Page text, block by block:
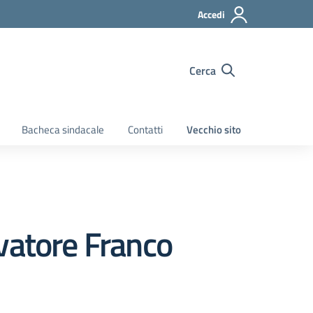
Accedi
Cerca
Bacheca sindacale Contatti Vecchio sito
Franco